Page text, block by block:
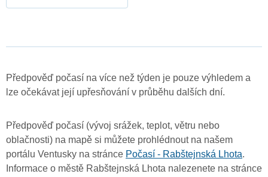
Předpověď počasí na více než týden je pouze výhledem a
lze očekávat její upřesňování v průběhu dalších dní.
Předpověď počasí (vývoj srážek, teplot, větru nebo
oblačnosti) na mapě si můžete prohlédnout na našem
portálu Ventusky na stránce Počasí - Rabštejnská Lhota.
Informace o městě Rabštejnská Lhota nalezenete na stránce